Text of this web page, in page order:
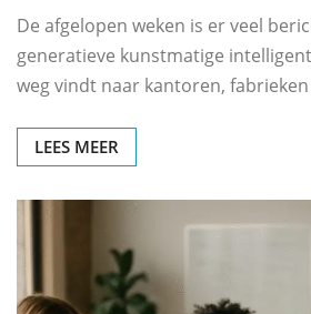
De afgelopen weken is er veel
generatieve kunstmatige
weg vindt naar kantoren,
LEES MEER